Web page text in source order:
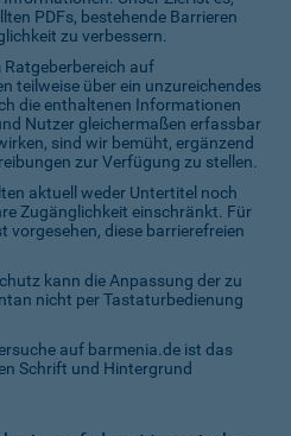
PDFs, bestehende Barrieren
zu verbessern.
Ratgeberbereich auf
teilweise über ein unzureichendes
die enthaltenen Informationen
Nutzer gleichermaßen erfassbar
sind wir bemüht, ergänzend
zur Verfügung zu stellen.
aktuell weder Untertitel noch
Zugänglichkeit einschränkt. Für
diese barrierefreien
kann die Anpassung der zu
nicht per Tastaturbedienung
auf barmenia.de ist das
Schrift und Hintergrund